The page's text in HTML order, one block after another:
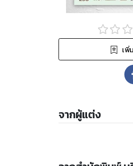
เพิ่
จากผู้แต่ง